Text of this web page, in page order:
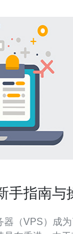
手指南与
器（VPS）成